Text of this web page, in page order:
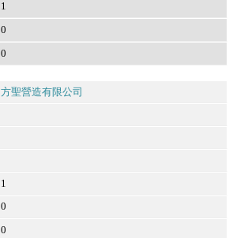
1
0
0
方聖營造有限公司
1
0
0